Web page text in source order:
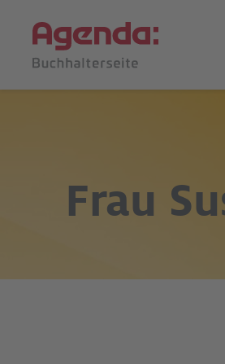
Frau